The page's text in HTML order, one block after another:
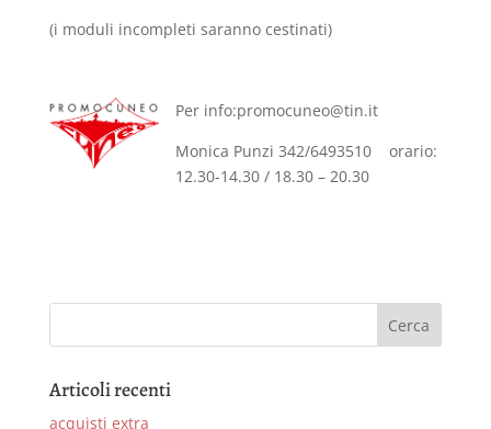
(i moduli incompleti saranno cestinati)
Per info:promocuneo@tin.it
Monica Punzi 342/6493510 orario:
12.30-14.30 / 18.30 – 20.30
Articoli recenti
acquisti extra